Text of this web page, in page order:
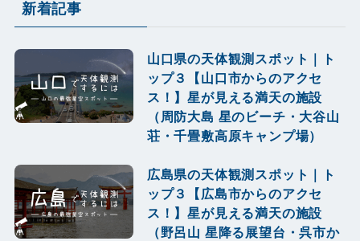
新着記事
山口県の天体観測スポット｜ト
ップ３【山口市からのアクセ
ス！】星が見える満天の施設
（周防大島 星のビーチ・大谷山
荘・千畳敷高原キャンプ場）
広島県の天体観測スポット｜ト
ップ３【広島市からのアクセ
ス！】星が見える満天の施設
（野呂山 星降る展望台・呉市か